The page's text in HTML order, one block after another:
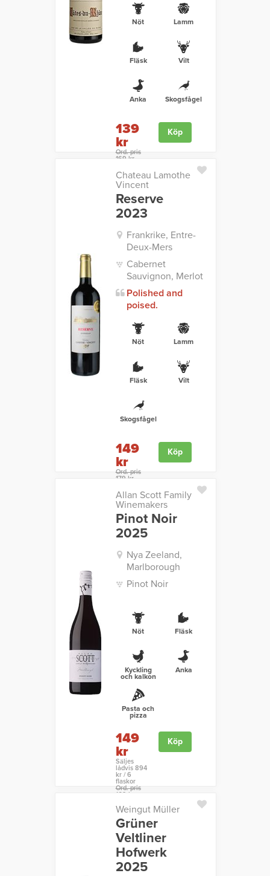
Nöt Lamm
Fläsk Vilt
Anka Skogsfågel
139
kr
Ord. pris
169 kr
Köp
Chateau Lamothe
Vincent
Reserve
2023
Frankrike, Entre-
Deux-Mers
Cabernet
Sauvignon, Merlot
Polished and
poised.
Nöt Lamm
Fläsk Vilt
Skogsfågel
149
kr
Ord. pris
179 kr
Köp
Allan Scott Family
Winemakers
Pinot Noir
2025
Nya Zeeland,
Marlborough
Pinot Noir
Nöt Fläsk
Kyckling
och kalkon
Anka
Pasta och
pizza
149
kr
Säljes
lådvis 894
kr / 6
flaskor
Ord. pris
169 kr
Köp
Weingut Müller
Grüner
Veltliner
Hofwerk
2025